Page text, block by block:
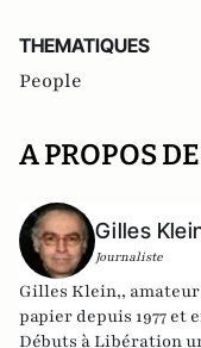
THEMATIQUES
People
A PROPOS
Gilles
Journaliste
Gilles Klein,,
papier depuis 1977 et
Débuts à Libération